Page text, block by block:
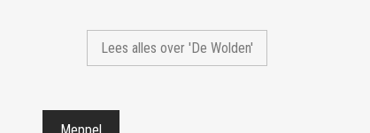
Lees alles over 'De Wolden'
Meppel